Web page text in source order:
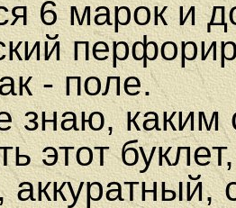
6 марок и
- поле.
каким
этот
аккуратный,